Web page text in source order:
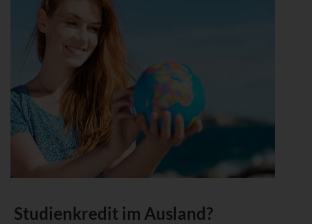
Studienkredit im Ausland?